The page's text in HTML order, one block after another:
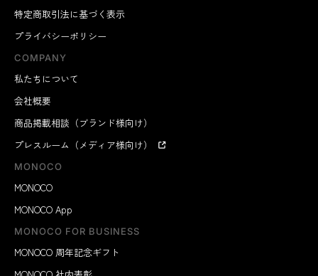
特定商取引法に基づく表示
プライバシーポリシー
COMPANY
私たちについて
会社概要
商品掲載相談（ブランド様向け）
プレスルーム（メディア様向け）
MONOCO
MONOCO
MONOCO App
MONOCO FOR BUSINESS
MONOCO 周年記念ギフト